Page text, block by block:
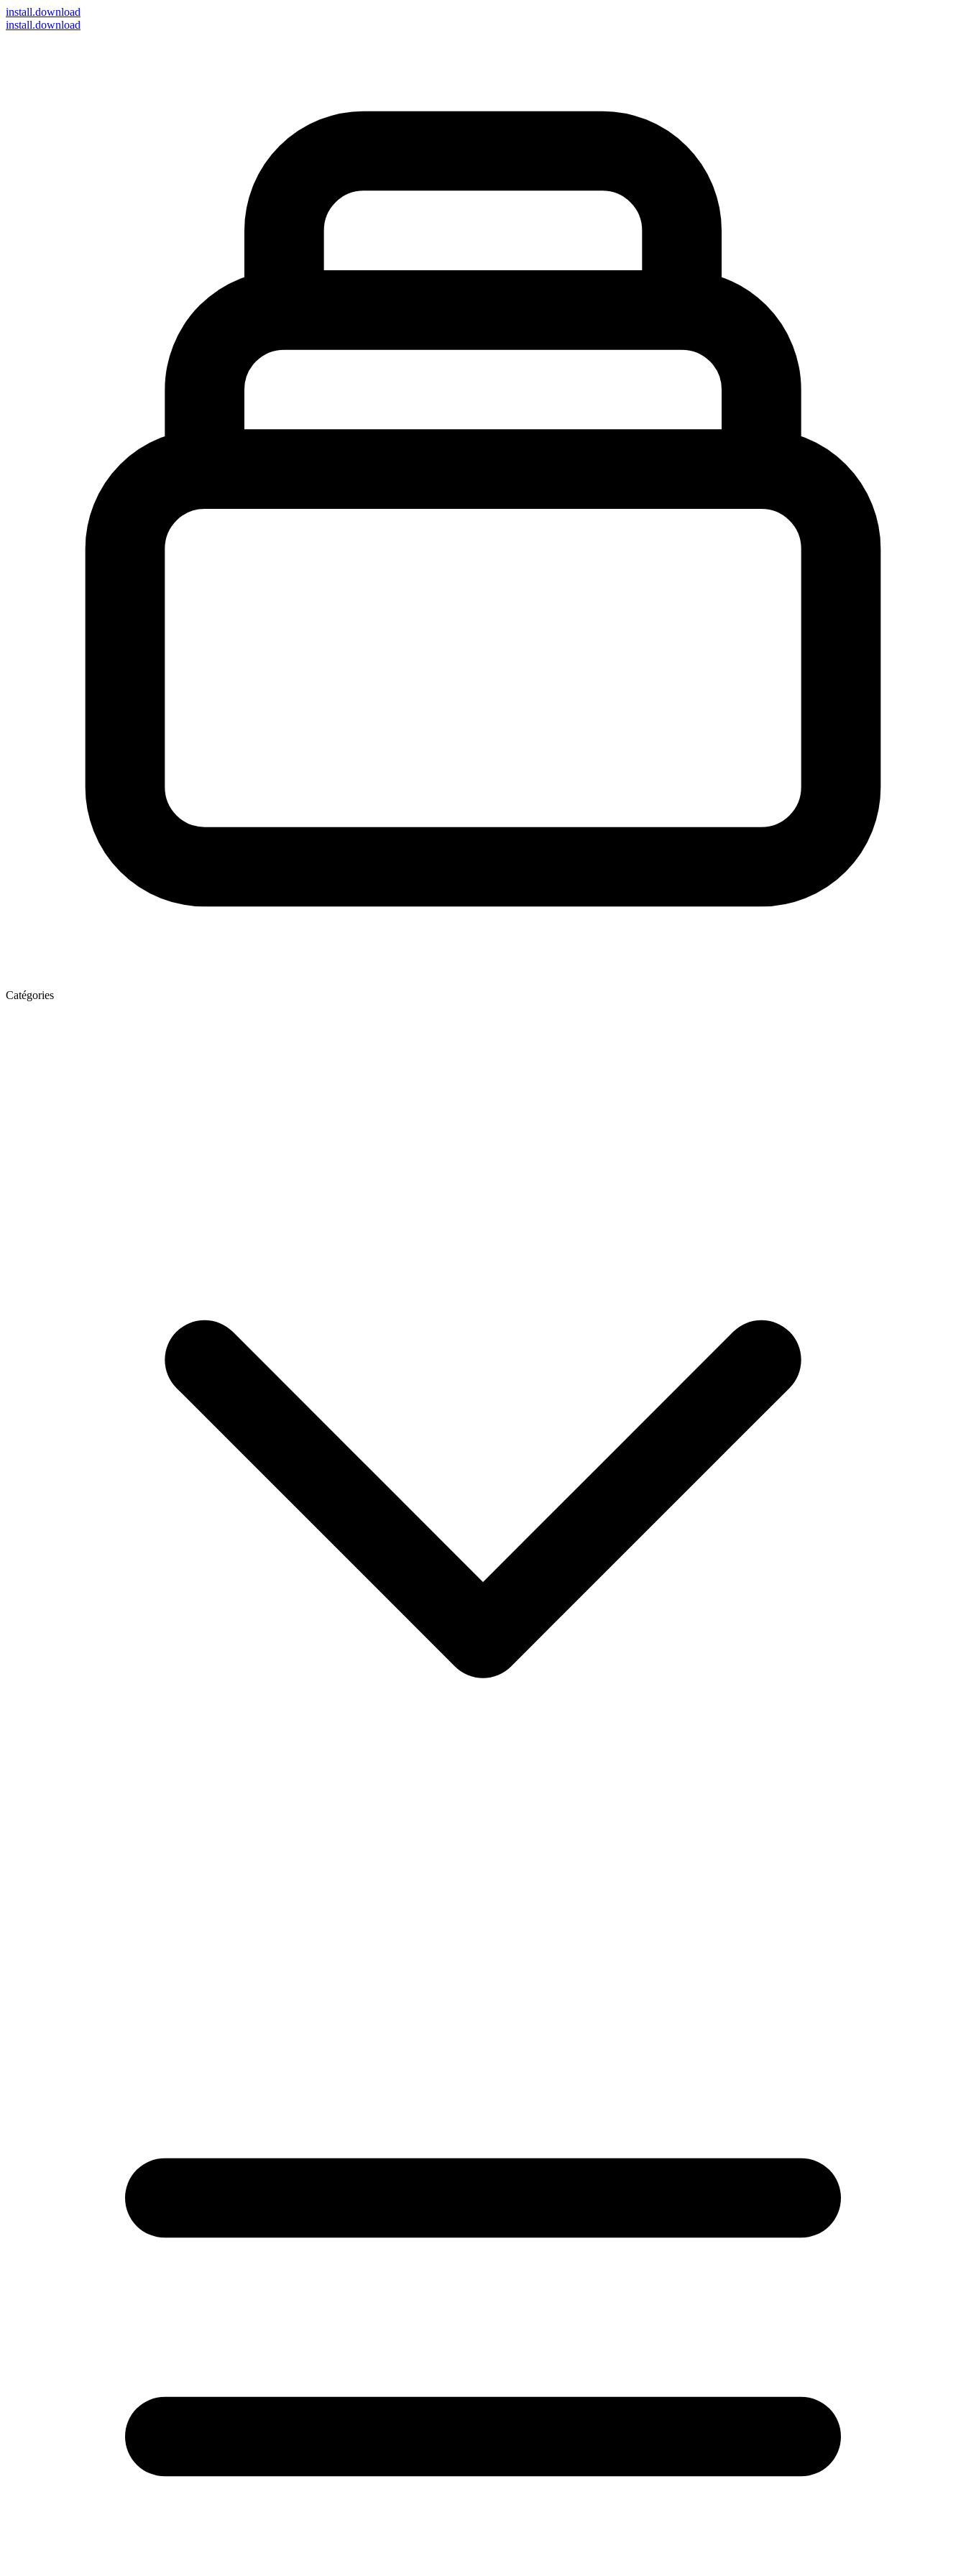
install.download
install.download
Catégories